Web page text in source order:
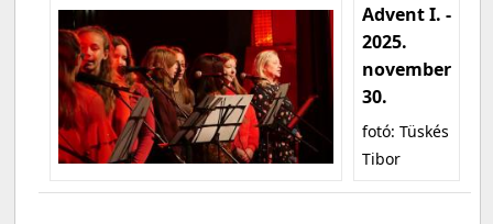
Advent I. -
2025.
november
30.
fotó: Tüskés
Tibor